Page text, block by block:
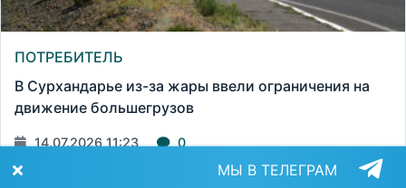
ПОТРЕБИТЕЛЬ
В Сурхандарье из-за жары ввели ограничения на
движение большегрузов
14.07.2026 11:23 0
МЫ В ТЕЛЕГРАМ